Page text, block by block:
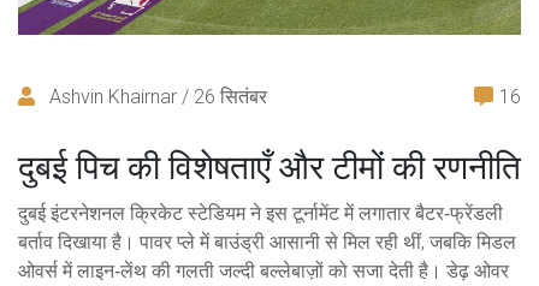
Ashvin Khairnar / 26 सितंबर 16
दुबई पिच की विशेषताएँ और टीमों की रणनीति
दुबई इंटरनेशनल क्रिकेट स्टेडियम ने इस टूर्नामेंट में लगातार बैटर‑फ्रेंडली
बर्ताव दिखाया है। पावर प्ले में बाउंड्री आसानी से मिल रही थीं, जबकि मिडल
ओवर्स में लाइन‑लेंथ की गलती जल्दी बल्लेबाज़ों को सजा देती है। डेढ़ ओवर